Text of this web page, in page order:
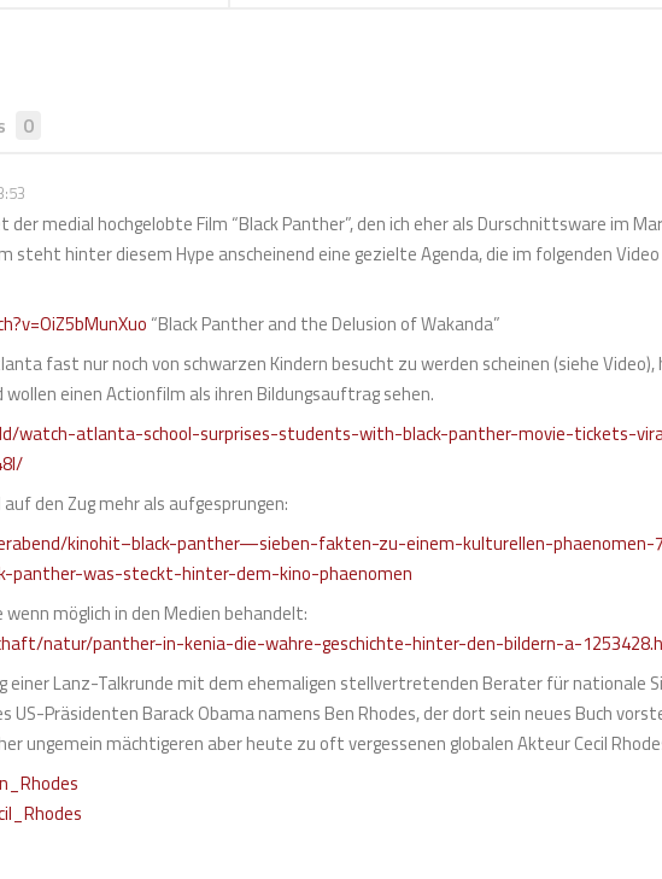
0
medial hochgelobte Film “Black Panther”, den ich eher als Durschnittsware im
steht hinter diesem Hype anscheinend eine gezielte Agenda, die im folgenden
“Black Panther and the Delusion of Wakanda”
fast nur noch von schwarzen Kindern besucht zu werden scheinen (siehe Video),
wollen einen Actionfilm als ihren Bildungsauftrag sehen.
watch-atlanta-school-surprises-students-with-black-panther-movie-tickets-
den Zug mehr als aufgesprungen:
kinohit–black-panther—sieben-fakten-zu-einem-kulturellen-phaenomen-
panther-was-steckt-hinter-dem-kino-phaenomen
möglich in den Medien behandelt:
natur/panther-in-kenia-die-wahre-geschichte-hinter-den-bildern-a-
einer Lanz-Talkrunde mit dem ehemaligen stellvertretenden Berater für nationale
Präsidenten Barack Obama namens Ben Rhodes, der dort sein neues Buch
ungemein mächtigeren aber heute zu oft vergessenen globalen Akteur Cecil